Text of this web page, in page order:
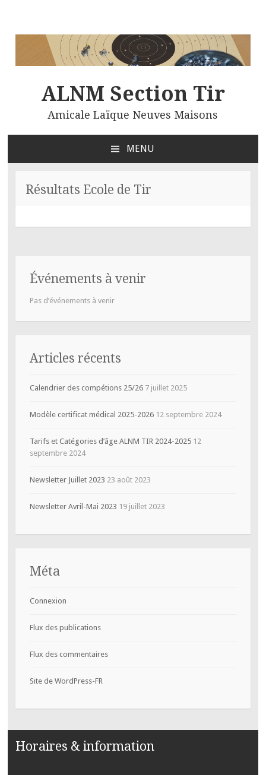
ALNM Section Tir
Amicale Laïque Neuves Maisons
MENU
CONTENU
PRINCIPAL
Résultats Ecole de Tir
Événements à venir
Pas d’événements à venir
Articles récents
Calendrier des compétions 25/26 7 juillet 2025
Modèle certificat médical 2025-2026 12 septembre 2024
Tarifs et Catégories d’âge ALNM TIR 2024-2025 12
septembre 2024
Newsletter Juillet 2023 23 août 2023
Newsletter Avril-Mai 2023 19 juillet 2023
Méta
Connexion
Flux des publications
Flux des commentaires
Site de WordPress-FR
Horaires & information